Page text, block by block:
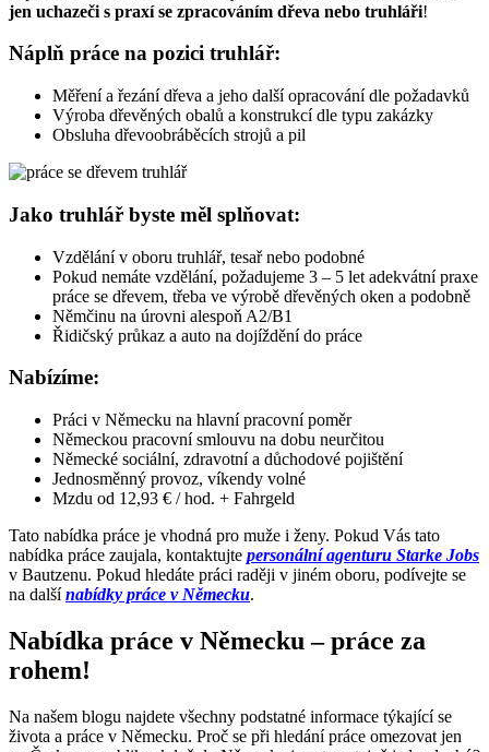
jen uchazeči s praxí se zpracováním dřeva nebo truhláři!
Náplň práce na pozici truhlář:
Měření a řezání dřeva a jeho další opracování dle požadavků
Výroba dřevěných obalů a konstrukcí dle typu zakázky
Obsluha dřevoobráběcích strojů a pil
Jako truhlář byste měl splňovat:
Vzdělání v oboru truhlář, tesař nebo podobné
Pokud nemáte vzdělání, požadujeme 3 – 5 let adekvátní praxe
práce se dřevem, třeba ve výrobě dřevěných oken a podobně
Němčinu na úrovni alespoň A2/B1
Řidičský průkaz a auto na dojíždění do práce
Nabízíme:
Práci v Německu na hlavní pracovní poměr
Německou pracovní smlouvu na dobu neurčitou
Německé sociální, zdravotní a důchodové pojištění
Jednosměnný provoz, víkendy volné
Mzdu od 12,93 € / hod. + Fahrgeld
Tato nabídka práce je vhodná pro muže i ženy. Pokud Vás tato
nabídka práce zaujala, kontaktujte personální agenturu Starke Jobs
v Bautzenu. Pokud hledáte práci raději v jiném oboru, podívejte se
na dalšínabídky práce v Německu.
Nabídka práce v Německu – práce za
rohem!
Na našem blogu najdete všechny podstatné informace týkající se
života a práce v Německu. Proč se při hledání práce omezovat jen